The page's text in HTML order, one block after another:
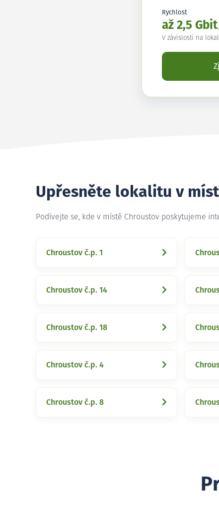
Rychlost
až 2,5
V závislosti na
Upřesněte lokalitu v
Podívejte se, kde v místě Chroustov poskytujeme
Chroustov č.p. 1
Chroustov č.p. 14
Chroustov č.p. 18
Chroustov č.p. 4
Chroustov č.p. 8